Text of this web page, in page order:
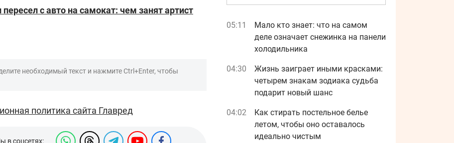
с авто на самокат: чем занят артист
необходимый текст и нажмите Ctrl+Enter, чтобы
политика сайта Главред
в соцсетях:
05:11
Мало кто знает: что на самом
деле означает снежинка на панели
холодильника
04:30
Жизнь заиграет иными красками:
четырем знакам зодиака судьба
подарит новый шанс
04:02
Как стирать постельное белье
летом, чтобы оно оставалось
идеально чистым